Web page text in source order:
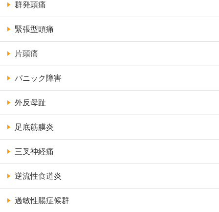
群発頭痛
緊張型頭痛
片頭痛
パニック障害
外反母趾
足底筋膜炎
三叉神経痛
逆流性食道炎
過敏性腸症候群